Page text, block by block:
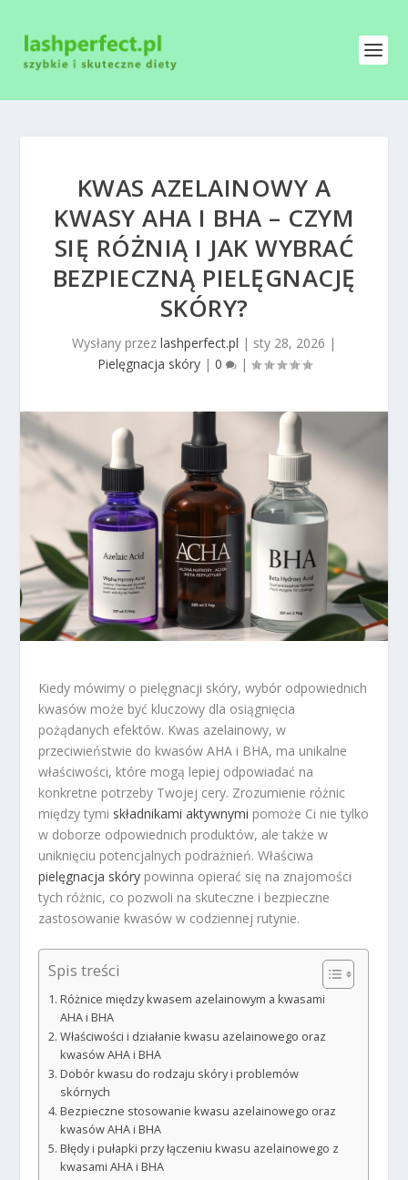
KWAS AZELAINOWY A
KWASY AHA I BHA – CZYM
SIĘ RÓŻNIĄ I JAK WYBRAĆ
BEZPIECZNĄ PIELĘGNACJĘ
SKÓRY?
Wysłany przez lashperfect.pl | sty 28, 2026 |
Pielęgnacja skóry| 0 |
Kiedy mówimy o pielęgnacji skóry, wybór odpowiednich
kwasów może być kluczowy dla osiągnięcia
pożądanych efektów. Kwas azelainowy, w
przeciwieństwie do kwasów AHA i BHA, ma unikalne
właściwości, które mogą lepiej odpowiadać na
konkretne potrzeby Twojej cery. Zrozumienie różnic
między tymi składnikami aktywnymi pomoże Ci nie tylko
w doborze odpowiednich produktów, ale także w
uniknięciu potencjalnych podrażnień. Właściwa
pielęgnacja skóry powinna opierać się na znajomości
tych różnic, co pozwoli na skuteczne i bezpieczne
zastosowanie kwasów w codziennej rutynie.
Spis treści
Różnice między kwasem azelainowym a kwasami
AHA i BHA
Właściwości i działanie kwasu azelainowego oraz
kwasów AHA i BHA
Dobór kwasu do rodzaju skóry i problemów
skórnych
Bezpieczne stosowanie kwasu azelainowego oraz
kwasów AHA i BHA
Błędy i pułapki przy łączeniu kwasu azelainowego z
kwasami AHA i BHA